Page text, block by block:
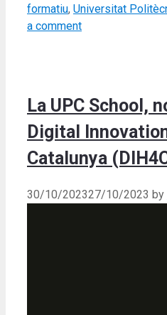
formatiu, Universitat
a comment
La UPC School,
Digital
Catalunya
30/10/202327/10/2023 by